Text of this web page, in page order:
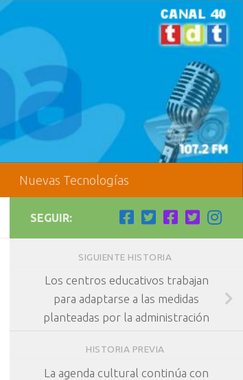
Nuevas Tecnologías
SEGUIR:
SIGUIENTE HISTORIA
Los centros educativos trabajan
para adaptarse a las medidas
planteadas por la administración
HISTORIA PREVIA
La agenda cultural continúa con